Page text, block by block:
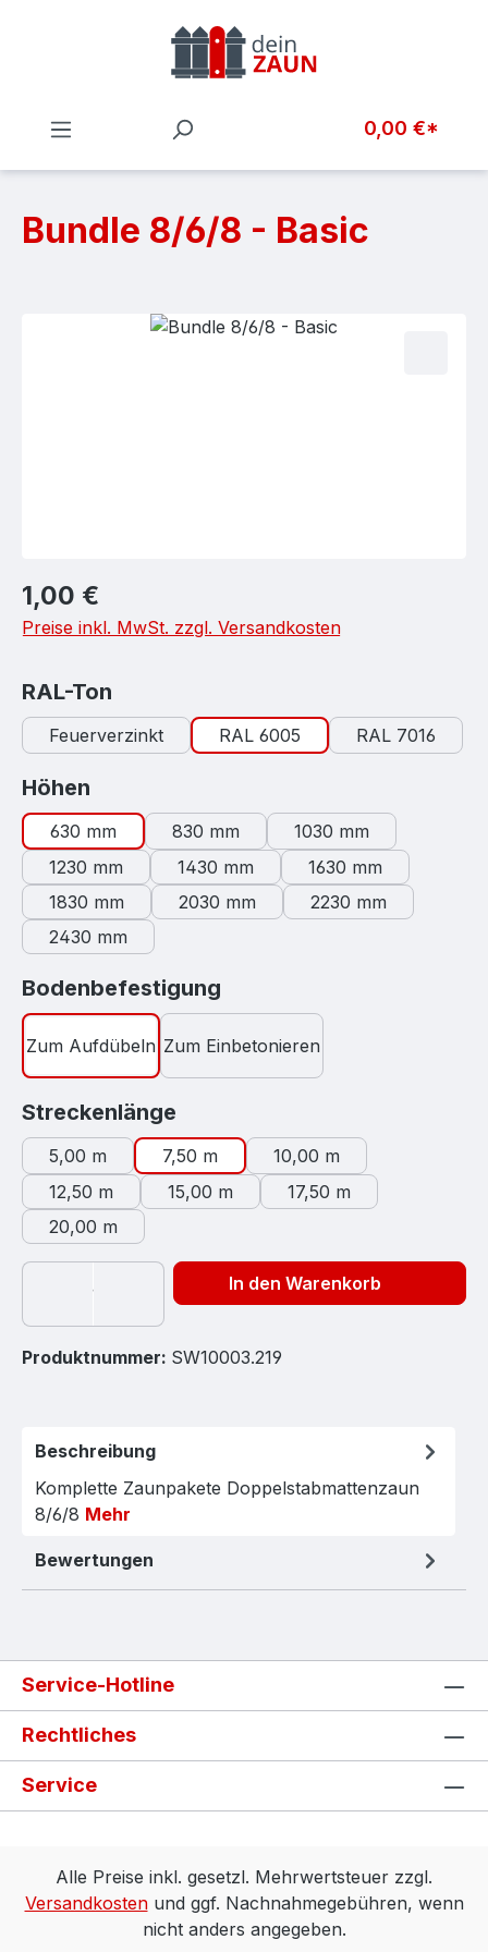
Zum Hauptinhalt springen
0,00 €*
Bundle 8/6/8 - Basic
Bildergalerie überspringen
Regulärer Preis:
1,00 €
Preise inkl. MwSt. zzgl. Versandkosten
RAL-Ton
Feuerverzinkt RAL 6005 RAL 7016
Höhen
630 mm 830 mm
1030 mm
1230 mm
1430 mm
1630 mm
1830 mm
2030 mm
2230 mm
2430 mm
Bodenbefestigung
Zum Aufdübeln Zum Einbetonieren
Streckenlänge
5,00 m 7,50 m
10,00 m
12,50 m
15,00 m
17,50 m
20,00 m
In den Warenkorb
Produktnummer: SW10003.219
Beschreibung
Komplette Zaunpakete Doppelstabmattenzaun
8/6/8 Mehr
Bewertungen
Service-Hotline
Rechtliches
Service
Alle Preise inkl. gesetzl. Mehrwertsteuer zzgl.
Versandkostenund ggf. Nachnahmegebühren, wenn
nicht anders angegeben.